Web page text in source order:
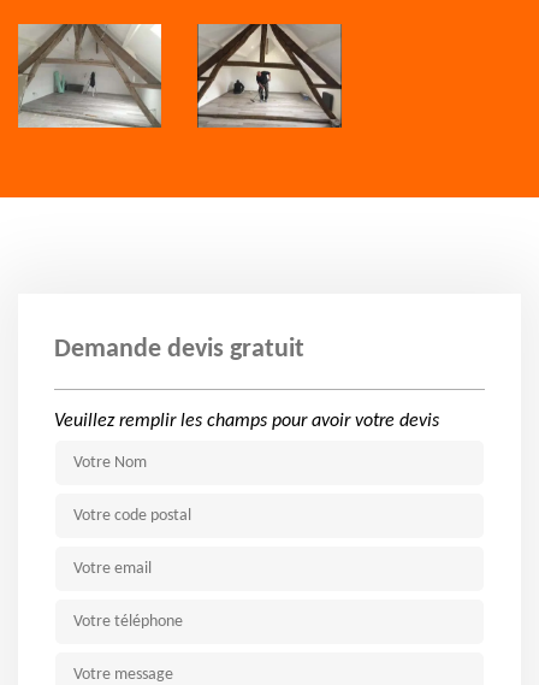
Demande devis gratuit
Veuillez remplir les champs pour avoir votre devis